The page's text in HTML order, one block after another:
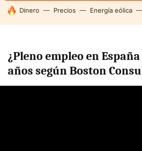
HOY SE HABLA DE
Dinero Precios Energía eólica
¿Pleno empleo en
años según Boston